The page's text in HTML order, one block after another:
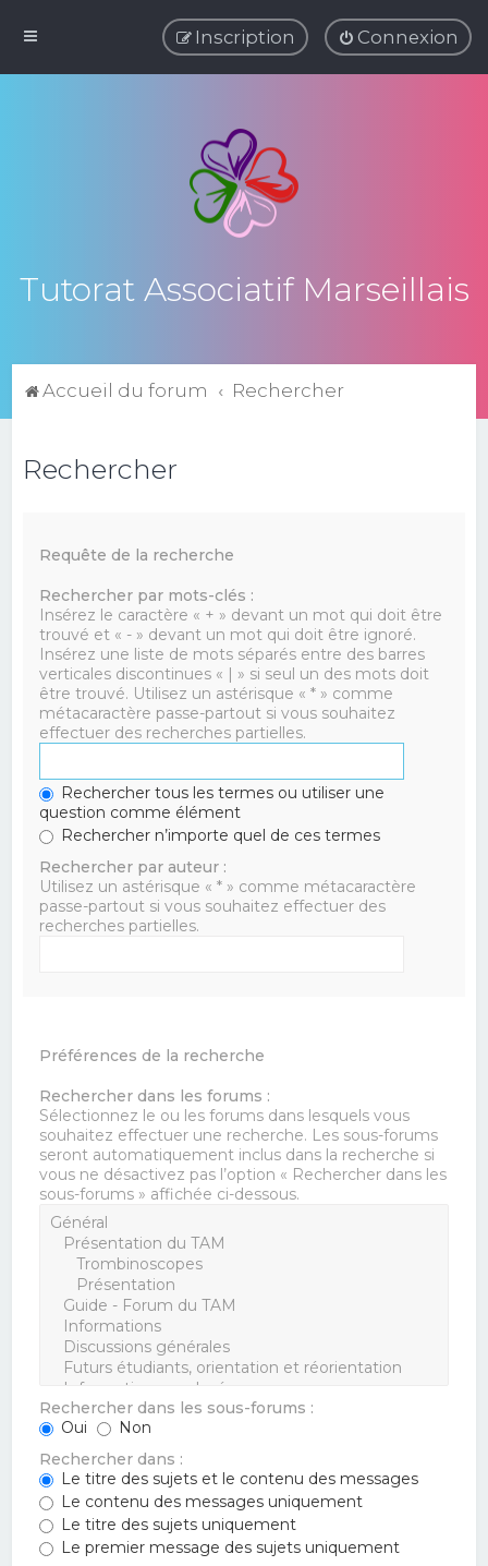
Connexion
Inscription
Tutorat Associatif Marseillais
Accueil du forum Rechercher
Rechercher
Requête de la recherche
Rechercher par mots-clés :
Insérez le caractère « + » devant un mot qui doit être
trouvé et « - » devant un mot qui doit être ignoré.
Insérez une liste de mots séparés entre des barres
verticales discontinues « | » si seul un des mots doit
être trouvé. Utilisez un astérisque « * » comme
métacaractère passe-partout si vous souhaitez
effectuer des recherches partielles.
Rechercher tous les termes ou utiliser une
question comme élément
Rechercher n’importe quel de ces termes
Rechercher par auteur :
Utilisez un astérisque « * » comme métacaractère
passe-partout si vous souhaitez effectuer des
recherches partielles.
Préférences de la recherche
Rechercher dans les forums :
Sélectionnez le ou les forums dans lesquels vous
souhaitez effectuer une recherche. Les sous-forums
seront automatiquement inclus dans la recherche si
vous ne désactivez pas l’option « Rechercher dans les
sous-forums » affichée ci-dessous.
Rechercher dans les sous-forums :
Oui
Non
Rechercher dans :
Le titre des sujets et le contenu des messages
Le contenu des messages uniquement
Le titre des sujets uniquement
Le premier message des sujets uniquement